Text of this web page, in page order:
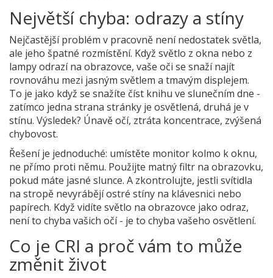
Největší chyba: odrazy a stíny
Nejčastější problém v pracovně není nedostatek světla,
ale jeho špatné rozmístění. Když světlo z okna nebo z
lampy odrazí na obrazovce, vaše oči se snaží najít
rovnováhu mezi jasným světlem a tmavým displejem.
To je jako když se snažíte číst knihu ve slunečním dne -
zatímco jedna strana stránky je osvětlená, druhá je v
stínu. Výsledek? Únavě očí, ztráta koncentrace, zvýšená
chybovost.
Řešení je jednoduché: umístěte monitor kolmo k oknu,
ne přímo proti němu. Použijte matný filtr na obrazovku,
pokud máte jasné slunce. A zkontrolujte, jestli svítidla
na stropě nevyrábějí ostré stíny na klávesnici nebo
papírech. Když vidíte světlo na obrazovce jako odraz,
není to chyba vašich očí - je to chyba vašeho osvětlení.
Co je CRI a proč vám to může
změnit život